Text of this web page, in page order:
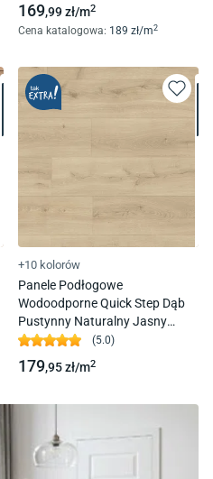
4V-Fuga
169,99zł/m2
Cena katalogowa: 189 zł/m2
+10 kolorów
Panele Podłogowe
Wodoodporne Quick Step Dąb
Pustynny Naturalny Jasny
Majestic Mj3550 Ac4 9,50Mm
4V-Fuga
(5.0)
179,95zł/m2